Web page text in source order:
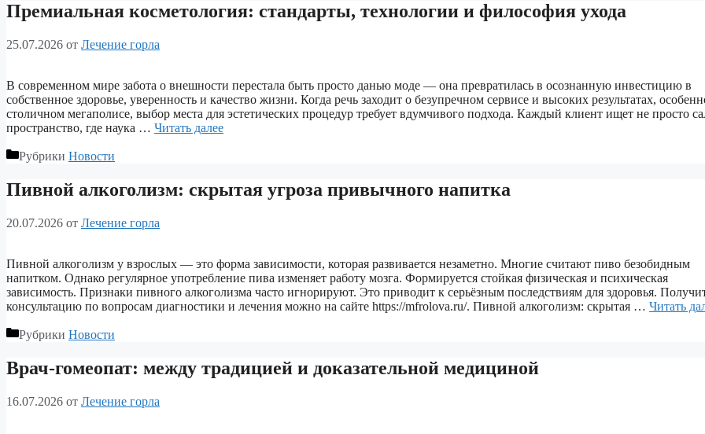
Премиальная косметология: стандарты, технологии и философия ухода
25.07.2026 от Лечение горла
В современном мире забота о внешности перестала быть просто данью моде — она превратилась в осознанную инвестицию в
собственное здоровье, уверенность и качество жизни. Когда речь заходит о безупречном сервисе и высоких результатах,
столичном мегаполисе, выбор места для эстетических процедур требует вдумчивого подхода. Каждый клиент ищет не просто
пространство, где наука … Читать далее
Рубрики Новости
Пивной алкоголизм: скрытая угроза привычного напитка
20.07.2026 от Лечение горла
Пивной алкоголизм у взрослых — это форма зависимости, которая развивается незаметно. Многие считают пиво безобидным
напитком. Однако регулярное употребление пива изменяет работу мозга. Формируется стойкая физическая и психическая
зависимость. Признаки пивного алкоголизма часто игнорируют. Это приводит к серьёзным последствиям для здоровья.
консультацию по вопросам диагностики и лечения можно на сайте https://mfrolova.ru/. Пивной алкоголизм: скрытая … Читать
Рубрики Новости
Врач-гомеопат: между традицией и доказательной медициной
16.07.2026 от Лечение горла